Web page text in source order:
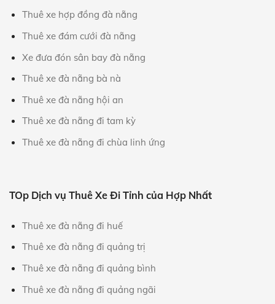
Thuê xe hợp đồng đà nẵng
Thuê xe đám cưới đà nẵng
Xe đưa đón sân bay đà nẵng
Thuê xe đà nẵng bà nà
Thuê xe đà nẵng hội an
Thuê xe đà nẵng đi tam kỳ
Thuê xe đà nẵng đi chùa linh ứng
TOp Dịch vụ Thuê Xe Đi Tỉnh của Hợp Nhất
Thuê xe đà nẵng đi huế
Thuê xe đà nẵng đi quảng trị
Thuê xe đà nẵng đi quảng bình
Thuê xe đà nẵng đi quảng ngãi